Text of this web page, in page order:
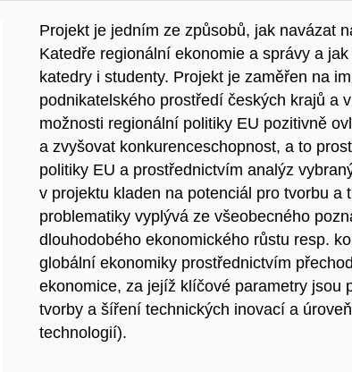
Projekt je jedním ze způsobů, jak navázat
Katedře regionální ekonomie a správy a
katedry i studenty. Projekt je zaměřen na
podnikatelského prostředí českých krajů a
možnosti regionální politiky EU pozitivně
a zvyšovat konkurenceschopnost, a to
politiky EU a prostřednictvím analýz
v projektu kladen na potenciál pro tvorbu
problematiky vyplývá ze všeobecného
dlouhodobého ekonomického růstu resp.
globální ekonomiky prostřednictvím
ekonomice, za jejíž klíčové parametry jsou
tvorby a šíření technických inovací a
technologií).